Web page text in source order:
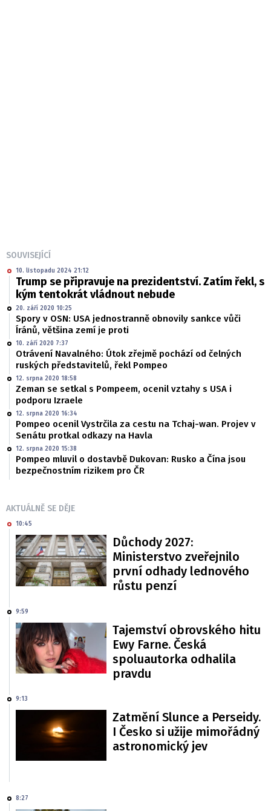
SOUVISEJÍCÍ
10. listopadu 2024 21:12
Trump se připravuje na prezidentství. Zatím řekl, s
kým tentokrát vládnout nebude
20. září 2020 10:25
Spory v OSN: USA jednostranně obnovily sankce vůči
Íránů, většina zemí je proti
10. září 2020 7:37
Otrávení Navalného: Útok zřejmě pochází od čelných
ruských představitelů, řekl Pompeo
12. srpna 2020 18:58
Zeman se setkal s Pompeem, ocenil vztahy s USA i
podporu Izraele
12. srpna 2020 16:34
Pompeo ocenil Vystrčila za cestu na Tchaj-wan. Projev v
Senátu protkal odkazy na Havla
12. srpna 2020 15:38
Pompeo mluvil o dostavbě Dukovan: Rusko a Čína jsou
bezpečnostním rizikem pro ČR
AKTUÁLNĚ SE DĚJE
10:45
Důchody 2027:
Ministerstvo zveřejnilo
první odhady lednového
růstu penzí
9:59
Tajemství obrovského hitu
Ewy Farne. Česká
spoluautorka odhalila
pravdu
9:13
Zatmění Slunce a Perseidy.
I Česko si užije mimořádný
astronomický jev
8:27